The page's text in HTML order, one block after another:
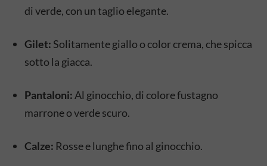
di verde, con un taglio elegante.
Gilet: Solitamente giallo o color crema, che spicca
sotto la giacca.
Pantaloni: Al ginocchio, di colore fustagno
marrone o verde scuro.
Calze: Rosse e lunghe fino al ginocchio.